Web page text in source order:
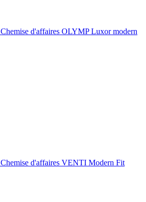
Chemise d'affaires OLYMP Luxor modern
Chemise d'affaires VENTI Modern Fit